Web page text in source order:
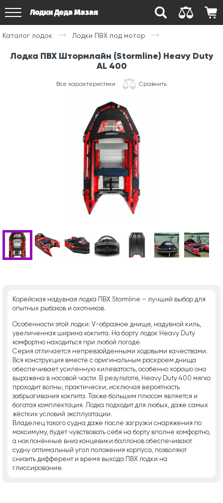
Лодки Деда Мазая
Каталог лодок Лодки ПВХ под мотор
Лодка ПВХ Штормлайн (Stormline) Heavy Duty
AL 400
Все характеристики Сравнить
Корейская надувная лодка ПВХ Stormline – лучший выбор для
опытных рыбаков и охотников.
Особенности этой лодки: V-образное днище, надувной киль,
увеличенная ширина кокпита. На борту лодок Heavy Duty
комфортно находиться при любой погоде.
Серия отличается непревзойденными ходовыми качествами.
Вся конструкция вместе с оригинальным раскроем днища
обеспечивает усиленную килеватость, особенно хорошо она
выражена в носовой части. В результате, Heavy Duty 400 мягко
проходит волны, практически, исключая вероятность
забрызгивания кокпита. Также большим плюсом является и
богатая комплектация. Лодка подходит для любых, даже самых
жёстких условий эксплуатации.
Владелец такого судна даже после загрузки снаряжения по
максимуму, будет чувствовать себя на борту вполне комфортно,
а наклонённые вниз концевики баллонов обеспечивают
судну оптимальный угол положения корпуса, позволяют
снизить дифферент и время выхода ПВХ лодки на
глиссирование.